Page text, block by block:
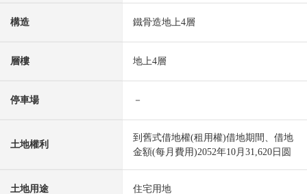
構造 鐵骨造地上4層
層樓 地上4層
停車場 －
土地權利
到舊式借地權(租用權)借地期間、借地
金額(每月費用)2052年10月31,620日圆
土地用途 住宅用地